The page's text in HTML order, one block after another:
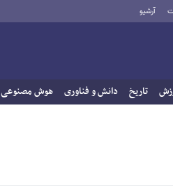
آرشیو
تاریخ دانش و فناوری هوش مصنوعی